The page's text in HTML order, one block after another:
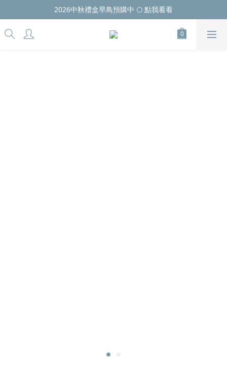
2026中秋禮盒早鳥預購中 🌕 點我看看